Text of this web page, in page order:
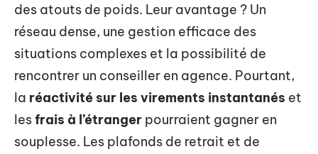
des atouts de poids. Leur avantage ? Un
réseau dense, une gestion efficace des
situations complexes et la possibilité de
rencontrer un conseiller en agence. Pourtant,
la réactivité sur les virements instantanés et
lesfrais à l’étranger pourraient gagner en
souplesse. Les plafonds de retrait et de